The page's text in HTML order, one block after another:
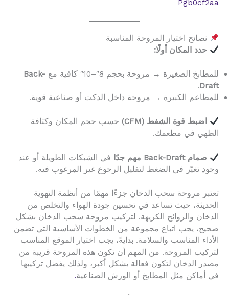
Pgb0cf2aa
نصائح اختيار المروحة المناسبة
حدد المكان أولًا:
للمطابخ الصغيرة → مروحة بحجم 8″–10″ كافية مع
Back-
Draft
.
للمطاعم الكبيرة → مروحة داخل الدكت أو صناعية قوية.
اضبط قوة الشفط (CFM)
حسب حجم المكان وكثافة
الطهي في مطعمك.
صمام Back-Draft مهم جدًا
في الشبكات الطويلة أو عند
وجود تغيّر في الضغط لتقليل الرجوع غير المرغوب فيه.
تعتبر مروحة سحب الدخان جزءًا مهمًا من أنظمة التهوية
الحديثة، حيث تساعد في تحسين جودة الهواء والتخلص من
الدخان والروائح الكريهة. لتركيب مروحة سحب الدخان بشكل
صحيح، يجب اتباع مجموعة من الخطوات الأساسية التي تضمن
الأداء المناسب والسلامة. بدايةً، يجب اختيار الموقع المناسب
لتركيب المروحة. من المهم أن تكون هذه المروحة قريبة من
مصدر الدخان لتكون فعالة بشكل أكبر، ولذلك يفضل تركيبها
في أماكن مثل المطابخ أو الورش الصناعية.